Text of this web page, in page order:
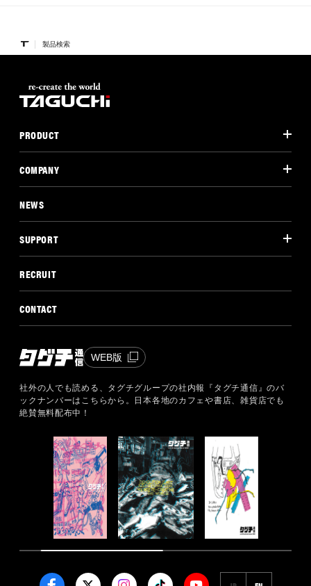
製品検索
PRODUCT
COMPANY
NEWS
SUPPORT
RECRUIT
CONTACT
WEB版
社外の人でも読める、タグチグループの社内報『タグチ通信』のバ
ックナンバーはこちらから。
日本各地のカフェや書店、雑貨店でも
絶賛無料配布中！